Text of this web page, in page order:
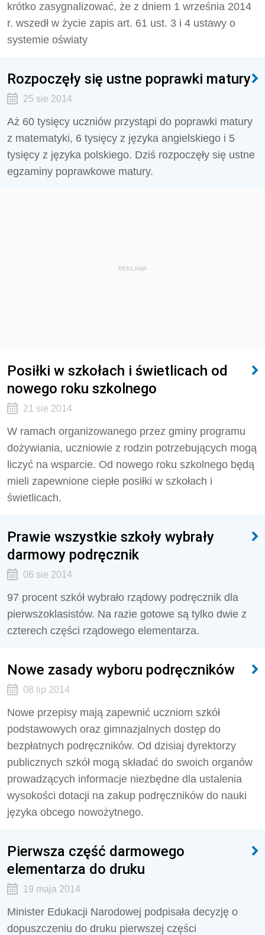
krótko zasygnalizować, że z dniem 1 września 2014
r. wszedł w życie zapis art. 61 ust. 3 i 4 ustawy o
systemie oświaty
Rozpoczęły się ustne poprawki matury
25 sie 2014
Aż 60 tysięcy uczniów przystąpi do poprawki matury
z matematyki, 6 tysięcy z języka angielskiego i 5
tysięcy z języka polskiego. Dziś rozpoczęły się ustne
egzaminy poprawkowe matury.
REKLAMA
Posiłki w szkołach i świetlicach od
nowego roku szkolnego
21 sie 2014
W ramach organizowanego przez gminy programu
dożywiania, uczniowie z rodzin potrzebujących mogą
liczyć na wsparcie. Od nowego roku szkolnego będą
mieli zapewnione ciepłe posiłki w szkołach i
świetlicach.
Prawie wszystkie szkoły wybrały
darmowy podręcznik
06 sie 2014
97 procent szkół wybrało rządowy podręcznik dla
pierwszoklasistów. Na razie gotowe są tylko dwie z
czterech części rządowego elementarza.
Nowe zasady wyboru podręczników
08 lip 2014
Nowe przepisy mają zapewnić uczniom szkół
podstawowych oraz gimnazjalnych dostęp do
bezpłatnych podręczników. Od dzisiaj dyrektorzy
publicznych szkół mogą składać do swoich organów
prowadzących informacje niezbędne dla ustalenia
wysokości dotacji na zakup podręczników do nauki
języka obcego nowożytnego.
Pierwsza część darmowego
elementarza do druku
19 maja 2014
Minister Edukacji Narodowej podpisała decyzję o
dopuszczeniu do druku pierwszej części